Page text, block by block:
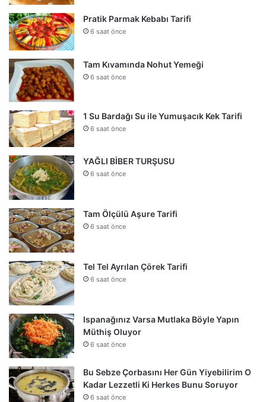
Pratik Parmak Kebabı Tarifi
6 saat önce
Tam Kıvamında Nohut Yemeği
6 saat önce
1 Su Bardağı Su ile Yumuşacık Kek Tarifi
6 saat önce
YAĞLI BİBER TURŞUSU
6 saat önce
Tam Ölçülü Aşure Tarifi
6 saat önce
Tel Tel Ayrılan Çörek Tarifi
6 saat önce
Ispanağınız Varsa Mutlaka Böyle Yapın
Müthiş Oluyor
6 saat önce
Bu Sebze Çorbasını Her Gün Yiyebilirim O
Kadar Lezzetli Ki Herkes Bunu Soruyor
6 saat önce